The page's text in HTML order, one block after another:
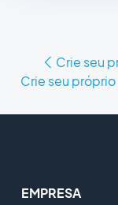
Crie seu
Crie seu
EMPRESA